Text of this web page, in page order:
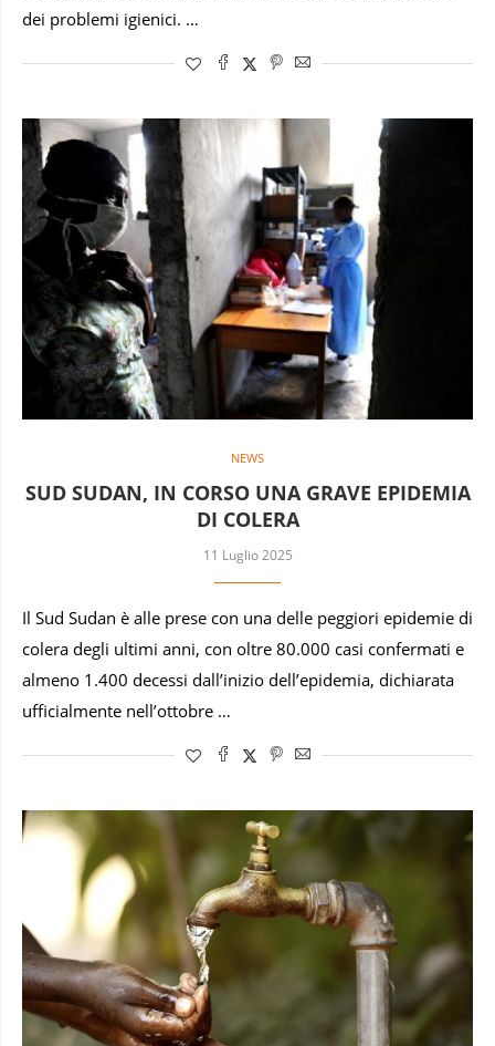
dei problemi igienici. …
NEWS
SUD SUDAN, IN CORSO UNA GRAVE EPIDEMIA
DI COLERA
11 Luglio 2025
Il Sud Sudan è alle prese con una delle peggiori epidemie di
colera degli ultimi anni, con oltre 80.000 casi confermati e
almeno 1.400 decessi dall’inizio dell’epidemia, dichiarata
ufficialmente nell’ottobre …